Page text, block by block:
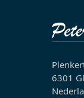
6301